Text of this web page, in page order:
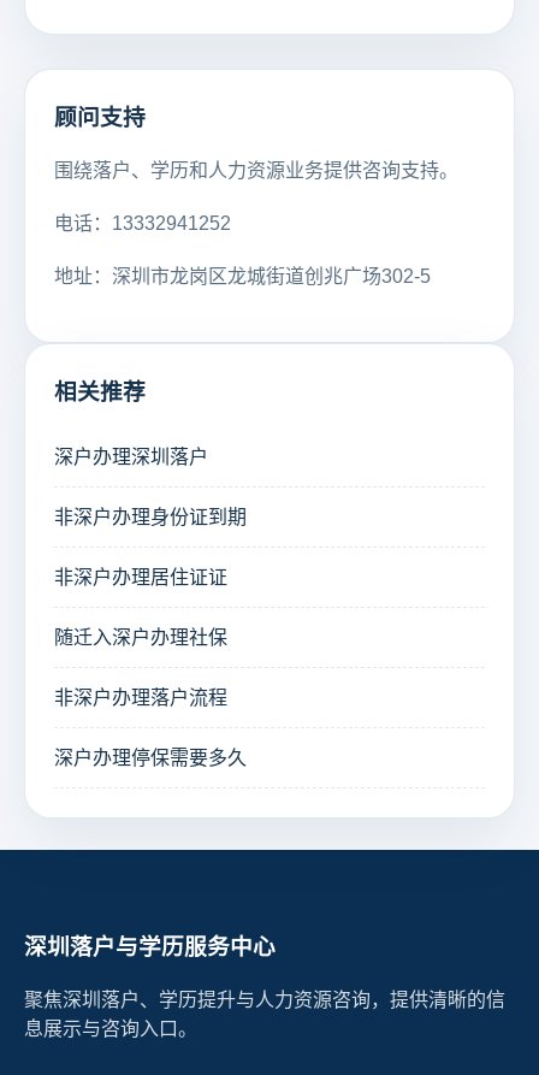
顾问支持
围绕落户、学历和人力资源业务提供咨询支持。
电话：13332941252
地址：深圳市龙岗区龙城街道创兆广场302-5
相关推荐
深户办理深圳落户
非深户办理身份证到期
非深户办理居住证证
随迁入深户办理社保
非深户办理落户流程
深户办理停保需要多久
深圳落户与学历服务中心
聚焦深圳落户、学历提升与人力资源咨询，提供清晰的信
息展示与咨询入口。